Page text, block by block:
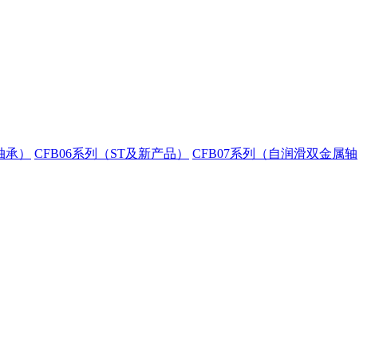
） CFB06系列（ST及新产品）
CFB07系列（自润滑双金属轴